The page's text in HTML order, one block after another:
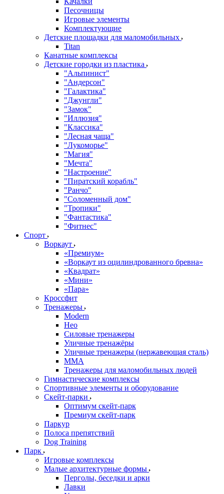
Песочницы
Игровые элементы
Комплектующие
Детские площадки для маломобильных
Titan
Канатные комплексы
Детские городки из пластика
"Альпинист"
"Андерсон"
"Галактика"
"Джунгли"
"Замок"
"Иллюзия"
"Классика"
"Лесная чаща"
"Лукоморье"
"Магия"
"Мечта"
"Настроение"
"Пиратский корабль"
"Ранчо"
"Соломенный дом"
"Тропики"
"Фантастика"
"Фитнес"
Спорт
Воркаут
«Премиум»
«Воркаут из оцилиндрованного бревна»
«Квадрат»
«Мини»
«Пара»
Кроссфит
Тренажеры
Modern
Нео
Силовые тренажеры
Уличные тренажёры
Уличные тренажеры (нержавеющая сталь)
ММА
Тренажеры для маломобильных людей
Гимнастические комплексы
Спортивные элементы и оборудование
Скейт-парки
Оптимум скейт-парк
Премиум скейт-парк
Паркур
Полоса препятствий
Dog Training
Парк
Игровые комплексы
Малые архитектурные формы
Перголы, беседки и арки
Лавки